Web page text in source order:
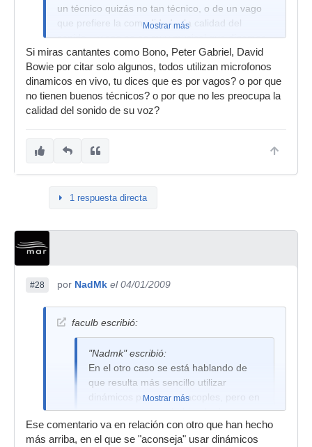
un técnico quizás no tan técnico, o de un vago
que prefiere la comodidad a la calidad del
sonido... y eso no es muy musical que digamos
Mostrar más
Si miras cantantes como Bono, Peter Gabriel, David
Bowie por citar solo algunos, todos utilizan microfonos
dinamicos en vivo, tu dices que es por vagos? o por que
no tienen buenos técnicos? o por que no les preocupa la
calidad del sonido de su voz?
1 respuesta directa
#28 por NadMk el 04/01/2009
faculb escribió:
"Nadmk" escribió:
En el otro caso se está hablando de
que resulta más sencillo utilizar
dinámicos para evitar acoples, pero en
ese caso estamos hablando de un
técnico quizás no tan técnico, o de un
vago que prefiere la comodidad a la
Mostrar más
Ese comentario va en relación con otro que han hecho
más arriba, en el que se "aconseja" usar dinámicos